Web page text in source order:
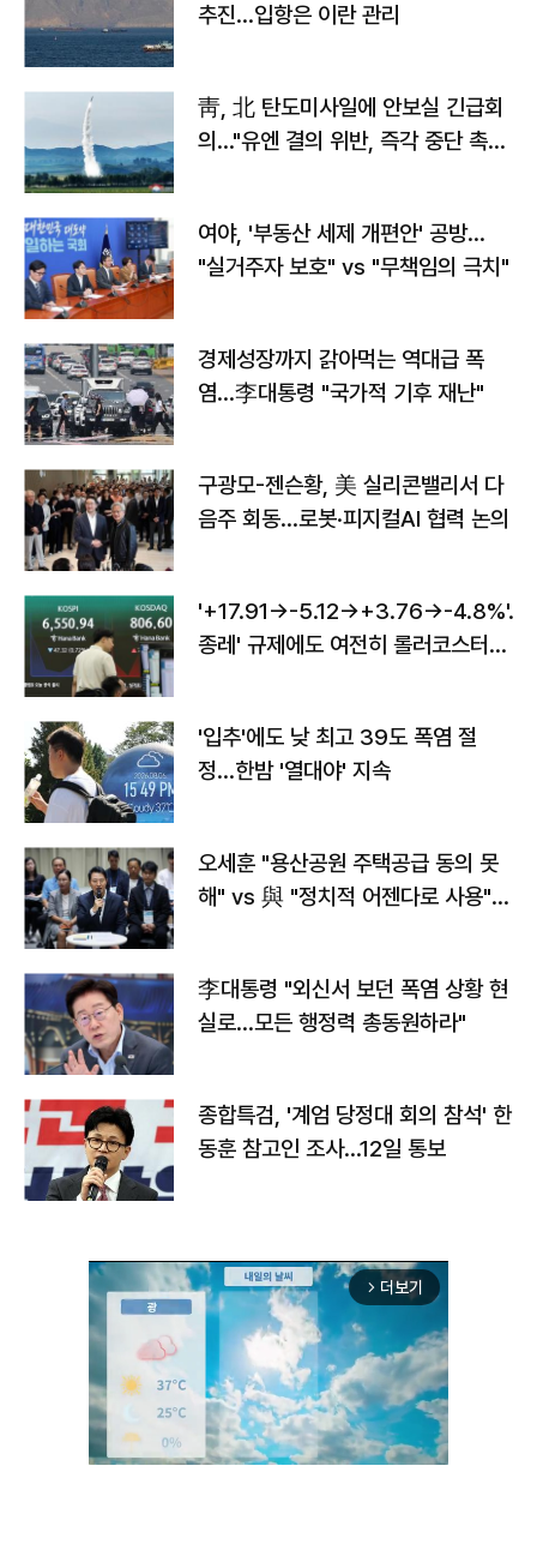
추진…입항은 이란 관리
靑, 北 탄도미사일에 안보실 긴급회
의…"유엔 결의 위반, 즉각 중단 촉
여야, '부동산 세제 개편안' 공방…
"실거주자 보호" vs "무책임의 극치"
경제성장까지 갉아먹는 역대급 폭
염…李대통령 "국가적 기후 재난"
구광모-젠슨황, 美 실리콘밸리서 다
음주 회동…로봇·피지컬AI 협력 논의
'+17.91→-5.12→+3.76→-4.8%'…'
종레' 규제에도 여전히 롤러코스터
'입추'에도 낮 최고 39도 폭염 절
정…한밤 '열대야' 지속
오세훈 "용산공원 주택공급 동의 못
해" vs 與 "정치적 어젠다로 사용"
李대통령 "외신서 보던 폭염 상황 현
실로…모든 행정력 총동원하라"
종합특검, '계엄 당정대 회의 참석' 한
동훈 참고인 조사...12일 통보
arrow_forward_ios 더보기